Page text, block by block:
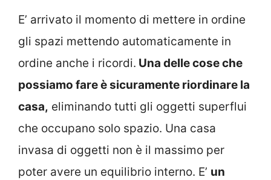
E’ arrivato il momento di mettere in ordine
gli spazi mettendo automaticamente in
ordine anche i ricordi. Una delle cose che
possiamo fare è sicuramente riordinare la
casa, eliminando tutti gli oggetti superflui
che occupano solo spazio. Una casa
invasa di oggetti non è il massimo per
poter avere un equilibrio interno. E’ un